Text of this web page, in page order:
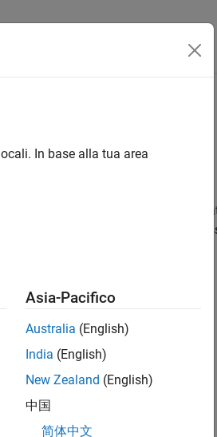
versione in inglese.
Deep Learning Toolbox™,
l'IA nelle applicazioni
In base alla tua area
Asia-Pacifico
Australia (English)
India (English)
New Zealand (English)
中国
简体中文